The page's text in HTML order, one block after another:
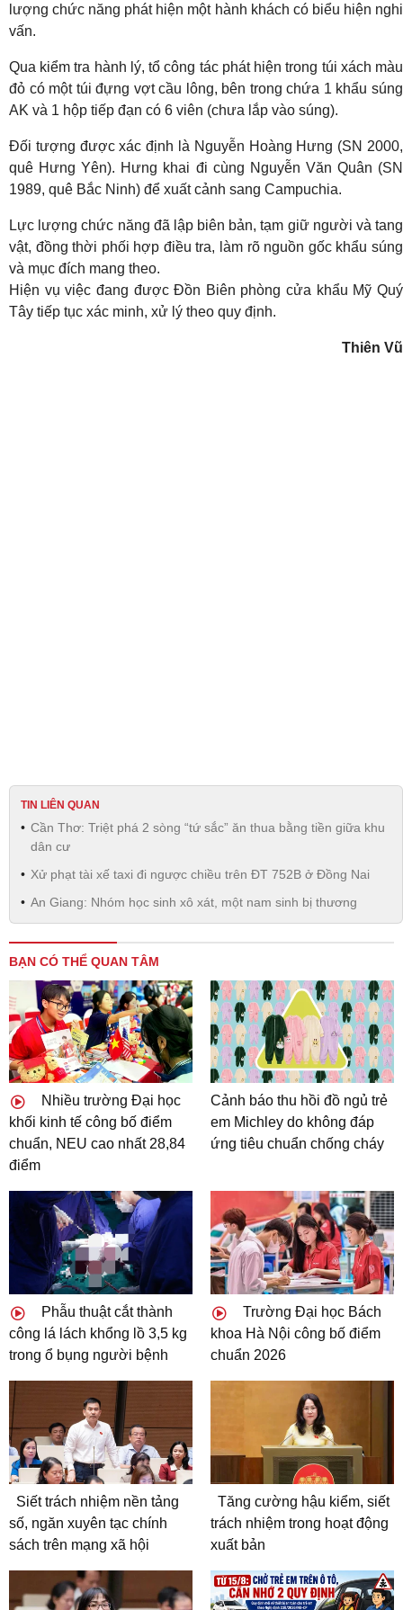
lượng chức năng phát hiện một hành khách có biểu hiện nghi
vấn.
Qua kiểm tra hành lý, tổ công tác phát hiện trong túi xách màu
đỏ có một túi đựng vợt cầu lông, bên trong chứa 1 khẩu súng
AK và 1 hộp tiếp đạn có 6 viên (chưa lắp vào súng).
Đối tượng được xác định là Nguyễn Hoàng Hưng (SN 2000,
quê Hưng Yên). Hưng khai đi cùng Nguyễn Văn Quân (SN
1989, quê Bắc Ninh) để xuất cảnh sang Campuchia.
Lực lượng chức năng đã lập biên bản, tạm giữ người và tang
vật, đồng thời phối hợp điều tra, làm rõ nguồn gốc khẩu súng
và mục đích mang theo.
Hiện vụ việc đang được Đồn Biên phòng cửa khẩu Mỹ Quý
Tây tiếp tục xác minh, xử lý theo quy định.
Thiên Vũ
TIN LIÊN QUAN
Cần Thơ: Triệt phá 2 sòng “tứ sắc” ăn thua bằng tiền giữa khu
dân cư
Xử phạt tài xế taxi đi ngược chiều trên ĐT 752B ở Đồng Nai
An Giang: Nhóm học sinh xô xát, một nam sinh bị thương
BẠN CÓ THỂ QUAN TÂM
Nhiều trường Đại học
khối kinh tế công bố điểm
chuẩn, NEU cao nhất 28,84
điểm
Cảnh báo thu hồi đồ ngủ trẻ
em Michley do không đáp
ứng tiêu chuẩn chống cháy
Phẫu thuật cắt thành
công lá lách khổng lồ 3,5 kg
trong ổ bụng người bệnh
Trường Đại học Bách
khoa Hà Nội công bố điểm
chuẩn 2026
Siết trách nhiệm nền tảng
số, ngăn xuyên tạc chính
sách trên mạng xã hội
Tăng cường hậu kiểm, siết
trách nhiệm trong hoạt động
xuất bản